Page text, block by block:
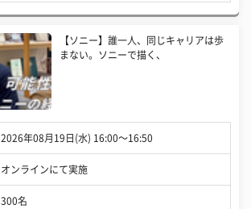
【ソニー】誰一人、同じキャリアは歩
まない。ソニーで描く、
2026年08月19日(水) 16:00〜16:50
オンラインにて実施
300名